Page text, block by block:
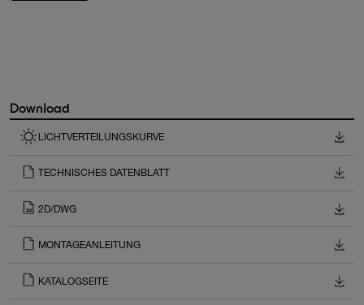
Download
LICHTVERTEILUNGSKURVE
TECHNISCHES DATENBLATT
2D/DWG
MONTAGEANLEITUNG
KATALOGSEITE